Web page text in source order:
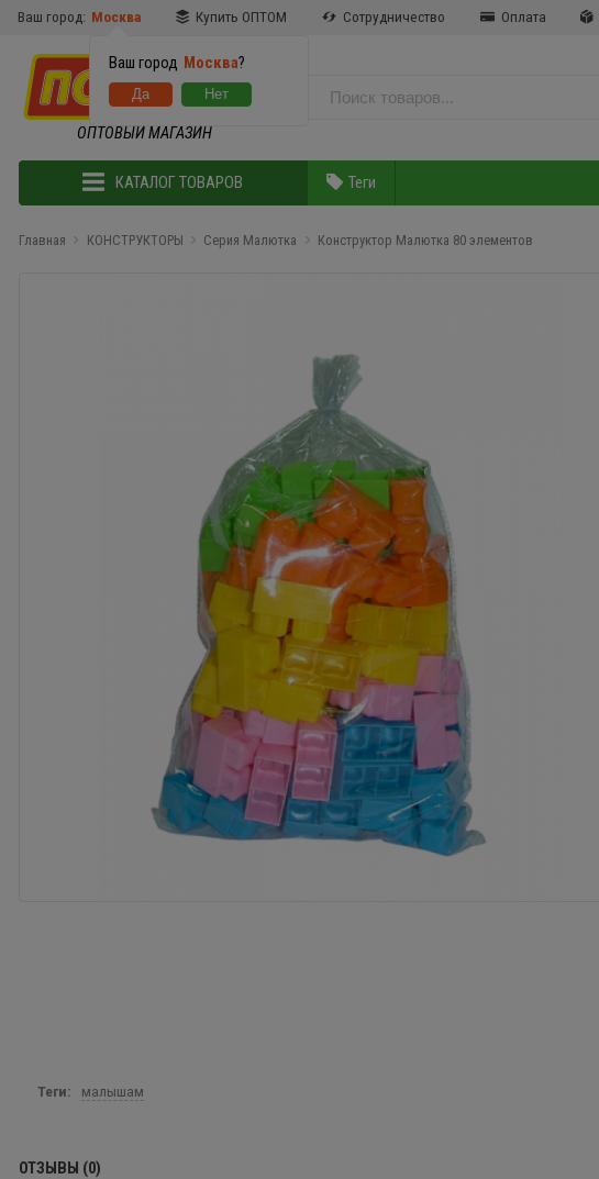
Ваш город: Москва
Ваш город Москва?
Купить ОПТОМ Сотрудничество Оплата
ОПТОВЫЙ МАГАЗИН
КАТАЛОГ ТОВАРОВ Теги
Главная КОНСТРУКТОРЫ Серия Малютка Конструктор Малютка 80 элементов
Теги: малышам
ОТЗЫВЫ (0)